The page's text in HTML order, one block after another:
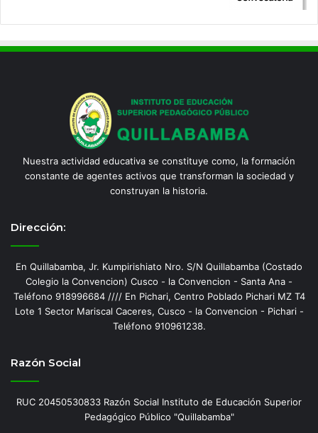
Nuestra actividad educativa se constituye como, la formación
constante de agentes activos que transforman la sociedad y
construyan la historia.
Dirección:
En Quillabamba, Jr. Kumpirishiato Nro. S/N Quillabamba (Costado
Colegio la Convencion) Cusco - la Convencion - Santa Ana -
Teléfono 918996684 //// En Pichari, Centro Poblado Pichari MZ T4
Lote 1 Sector Mariscal Caceres, Cusco - la Convencion - Pichari -
Teléfono 910961238.
Razón Social
RUC 20450530833 Razón Social Instituto de Educación Superior
Pedagógico Público "Quillabamba"